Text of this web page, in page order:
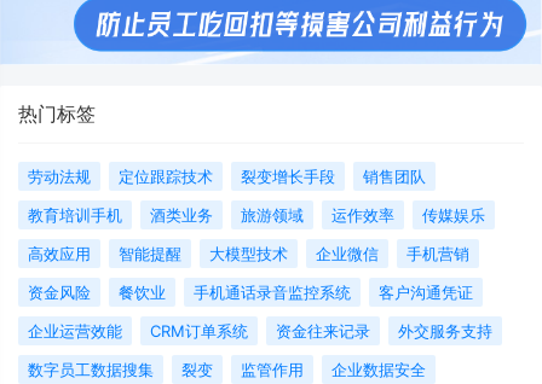
热门标签
劳动法规 定位跟踪技术 裂变增长手段
销售团队
教育培训手机
酒类业务 旅游领域 运作效率
传媒娱乐
高效应用
智能提醒 大模型技术 企业微信
手机营销
资金风险
餐饮业 手机通话录音监控系统
客户沟通凭证
企业运营效能
CRM订单系统 资金往来记录
外交服务支持
数字员工数据搜集
裂变 监管作用
企业数据安全